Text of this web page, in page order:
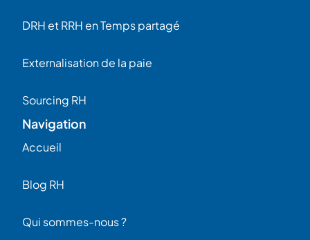
DRH et RRH en Temps partagé
Externalisation de la paie
Sourcing RH
Navigation
Accueil
Blog RH
Qui sommes-nous ?